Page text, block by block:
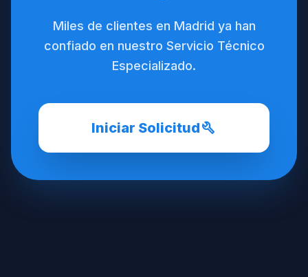
Miles de clientes en Madrid ya han
confiado en nuestro Servicio Técnico
Especializado.
Iniciar Solicitudbuild